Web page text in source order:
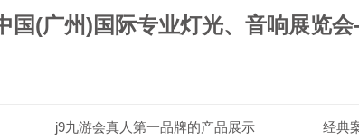
国(广州)国际专业灯光、音响展览
经典
j9九游会真人第一品牌的产品展示